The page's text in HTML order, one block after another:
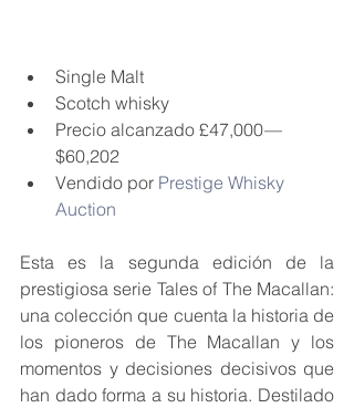
Single Malt
Scotch whisky
Precio alcanzado £47,000 —
$60,202
Vendido por Prestige Whisky
Auction
Esta es la segunda edición de la
prestigiosa serie Tales of The Macallan:
una colección que cuenta la historia de
los pioneros de The Macallan y los
momentos y decisiones decisivos que
han dado forma a su historia. Destilado